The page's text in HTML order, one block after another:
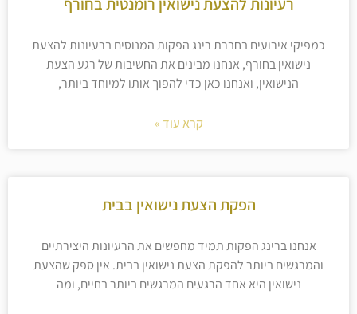
כמפיקי אירועים בחברת רינג הפקות המנוסים ברעיונות להצעת
נישואין בחורף, אנחנו מבינים את החשיבות של רגע הצעת
הנישואין, ואנחנו כאן כדי להפוך אותו למיוחד ביותר,
קרא עוד »
הפקת הצעת נישואין בבית
אנחנו ברינג הפקות תמיד מחפשים את הרעיונות היצירתיים
והמרגשים ביותר להפקת הצעת נישואין בבית. אין ספק שהצעת
נישואין היא אחד הרגעים המרגשים ביותר בחיים, ומה